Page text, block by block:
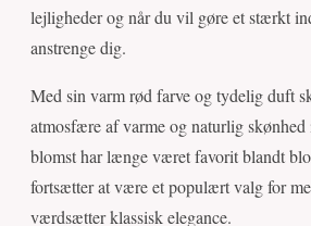
lejligheder og når du vil gøre et stærkt
anstrenge dig.
Med sin varm rød farve og tydelig duft
atmosfære af varme og naturlig
blomst har længe været favorit blandt
fortsætter at være et populært valg for
værdsætter klassisk elegance.